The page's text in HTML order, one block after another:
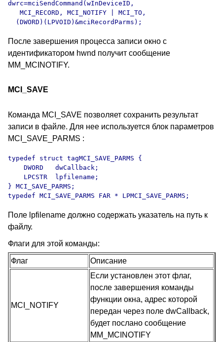
dwrc=mciSendCommand(wInDeviceID,
   MCI_RECORD, MCI_NOTIFY | MCI_TO,
  (DWORD)(LPVOID)&mciRecordParms);
После завершения процесса записи окно с
идентификатором hwnd получит сообщение
MM_MCINOTIFY.
MCI_SAVE
Команда MCI_SAVE позволяет сохранить результат
записи в файле. Для нее используется блок параметров
MCI_SAVE_PARMS :
typedef struct tagMCI_SAVE_PARMS {
    DWORD   dwCallback;
    LPCSTR  lpfilename;
} MCI_SAVE_PARMS;
typedef MCI_SAVE_PARMS FAR * LPMCI_SAVE_PARMS;
Поле lpfilename должно содержать указатель на путь к
файлу.
Флаги для этой команды:
Флаг Описание
MCI_NOTIFY
Если установлен этот флаг,
после завершения команды
функции окна, адрес которой
передан через поле dwCallback,
будет послано сообщение
MM_MCINOTIFY